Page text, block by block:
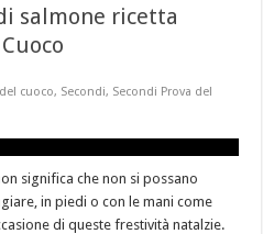
salmone ricetta
cuoco, Secondi, Secondi Prova del
significa che non si possano
in piedi o con le mani come
di queste frestività natalzie.